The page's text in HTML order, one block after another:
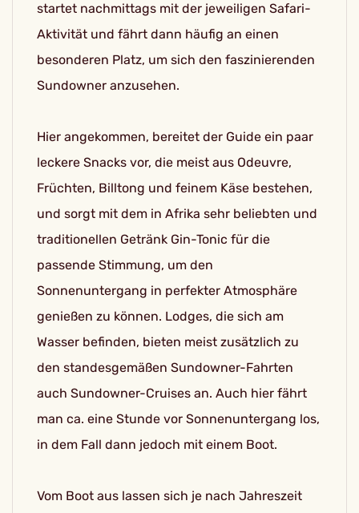
startet nachmittags mit der jeweiligen Safari-
Aktivität und fährt dann häufig an einen
besonderen Platz, um sich den faszinierenden
Sundowner anzusehen.
Hier angekommen, bereitet der Guide ein paar
leckere Snacks vor, die meist aus Odeuvre,
Früchten, Billtong und feinem Käse bestehen,
und sorgt mit dem in Afrika sehr beliebten und
traditionellen Getränk Gin-Tonic für die
passende Stimmung, um den
Sonnenuntergang in perfekter Atmosphäre
genießen zu können. Lodges, die sich am
Wasser befinden, bieten meist zusätzlich zu
den standesgemäßen Sundowner-Fahrten
auch Sundowner-Cruises an. Auch hier fährt
man ca. eine Stunde vor Sonnenuntergang los,
in dem Fall dann jedoch mit einem Boot.
Vom Boot aus lassen sich je nach Jahreszeit